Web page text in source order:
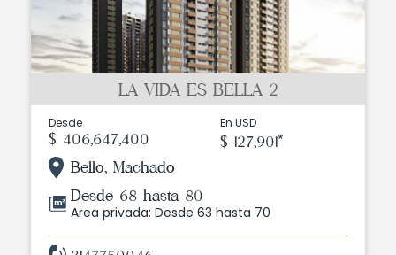
LA VIDA ES BELLA 2
Desde
$ 406,647,400
En USD
$ 127,901*
Bello, Machado
Desde 68 hasta 80
Area privada: Desde 63 hasta 70